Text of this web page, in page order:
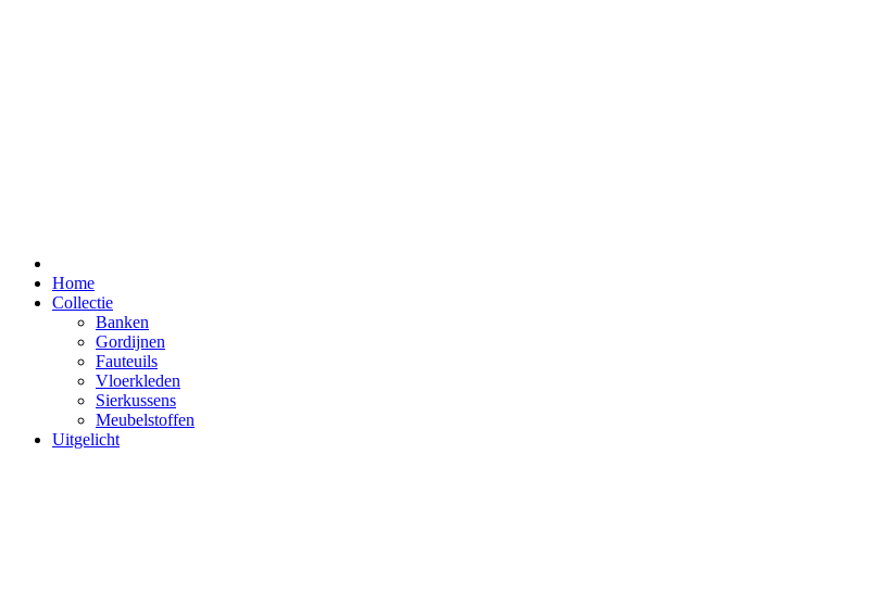
Home
Collectie
Banken
Gordijnen
Fauteuils
Vloerkleden
Sierkussens
Meubelstoffen
Uitgelicht